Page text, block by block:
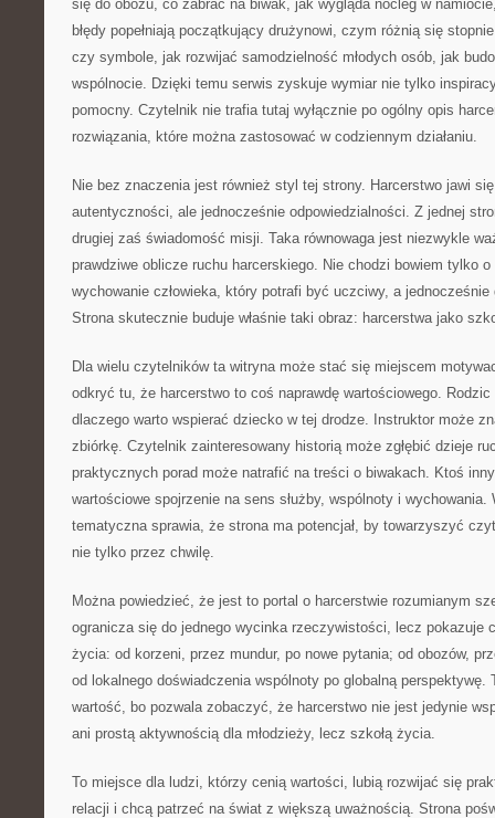
się do obozu, co zabrać na biwak, jak wygląda nocleg w
błędy popełniają początkujący drużynowi, czym różnią się
czy symbole, jak rozwijać samodzielność młodych osób, jak
wspólnocie. Dzięki temu serwis zyskuje wymiar nie tylko
pomocny. Czytelnik nie trafia tutaj wyłącznie po ogólny opis
rozwiązania, które można zastosować w codziennym działaniu.
Nie bez znaczenia jest również styl tej strony. Harcerstwo jawi
autentyczności, ale jednocześnie odpowiedzialności. Z jednej
drugiej zaś świadomość misji. Taka równowaga jest niezwykle
prawdziwe oblicze ruchu harcerskiego. Nie chodzi bowiem tylko
wychowanie człowieka, który potrafi być uczciwy, a jednocześnie
Strona skutecznie buduje właśnie taki obraz: harcerstwa jako
Dla wielu czytelników ta witryna może stać się miejscem
odkryć tu, że harcerstwo to coś naprawdę wartościowego.
dlaczego warto wspierać dziecko w tej drodze. Instruktor może
zbiórkę. Czytelnik zainteresowany historią może zgłębić dzieje
praktycznych porad może natrafić na treści o biwakach. Ktoś
wartościowe spojrzenie na sens służby, wspólnoty i wychowania.
tematyczna sprawia, że strona ma potencjał, by towarzyszyć
nie tylko przez chwilę.
Można powiedzieć, że jest to portal o harcerstwie rozumianym
ogranicza się do jednego wycinka rzeczywistości, lecz pokazuje
życia: od korzeni, przez mundur, po nowe pytania; od obozów,
od lokalnego doświadczenia wspólnoty po globalną perspektywę.
wartość, bo pozwala zobaczyć, że harcerstwo nie jest jedynie
ani prostą aktywnością dla młodzieży, lecz szkołą życia.
To miejsce dla ludzi, którzy cenią wartości, lubią rozwijać się
relacji i chcą patrzeć na świat z większą uważnością. Strona